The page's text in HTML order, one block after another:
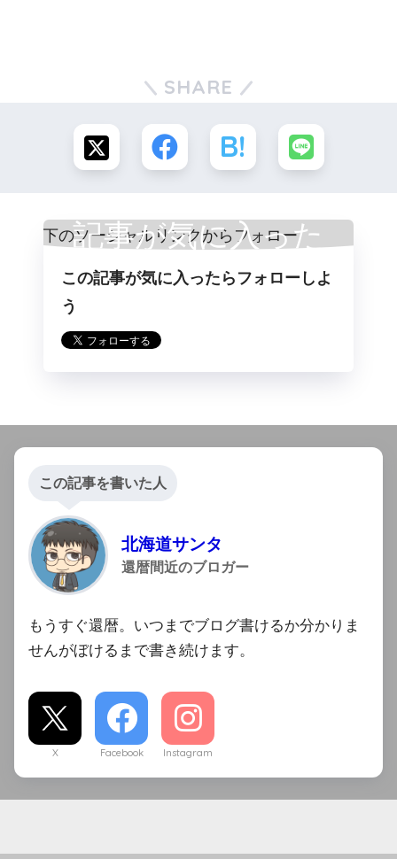
SHARE
記事が気に入った
らフォロー
この記事が気に入ったらフォローしよ
う
この記事を書いた人
北海道サンタ
還暦間近のブロガー
もうすぐ還暦。いつまでブログ書けるか分かりま
せんがぼけるまで書き続けます。
X Facebook Instagram